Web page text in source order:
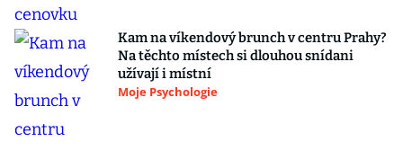
Kam na víkendový brunch v centru Prahy?
Na těchto místech si dlouhou snídani
užívají i místní
Moje Psychologie